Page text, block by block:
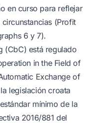
en curso para reflejar
(Profit
6 y 7).
(CbC) está regulado
in the Field of
Exchange of
legislación croata
mínimo de la
2016/881 del